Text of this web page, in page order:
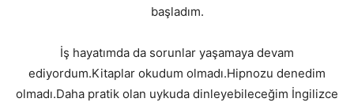
başladım.
İş hayatımda da sorunlar yaşamaya devam
ediyordum.Kitaplar okudum olmadı.Hipnozu denedim
olmadı.Daha pratik olan uykuda dinleyebileceğim İngilizce